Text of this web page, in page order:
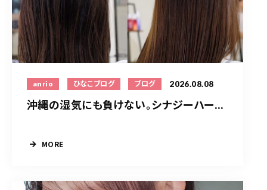
anrio ひなこブログ ブログ 2026.08.08
沖縄の湿気にも負けない。シナジーハー...
MORE